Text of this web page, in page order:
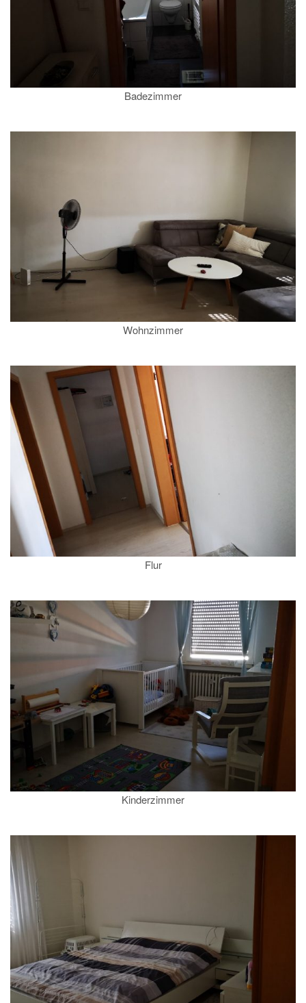
Badezimmer
Wohnzimmer
Flur
Kinderzimmer